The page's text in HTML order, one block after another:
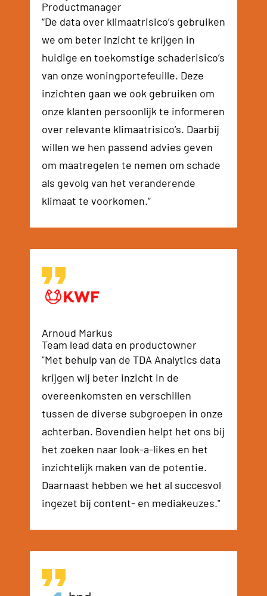
Productmanager
“De data over klimaatrisico’s gebruiken
we om beter inzicht te krijgen in
huidige en toekomstige schaderisico’s
van onze woningportefeuille. Deze
inzichten gaan we ook gebruiken om
onze klanten persoonlijk te informeren
over relevante klimaatrisico’s. Daarbij
willen we hen passend advies geven
om maatregelen te nemen om schade
als gevolg van het veranderende
klimaat te voorkomen.”
Arnoud Markus
Team lead data en productowner
"Met behulp van de TDA Analytics data
krijgen wij beter inzicht in de
overeenkomsten en verschillen
tussen de diverse subgroepen in onze
achterban. Bovendien helpt het ons bij
het zoeken naar look-a-likes en het
inzichtelijk maken van de potentie.
Daarnaast hebben we het al succesvol
ingezet bij content- en mediakeuzes."